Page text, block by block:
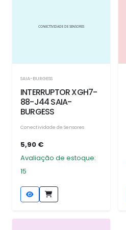
SAIA-BURGESS
INTERRUPTOR XGH7-
88-J44 SAIA-
BURGESS
Conectividade de Sensores
5,90 €
Avaliação de estoque:
15